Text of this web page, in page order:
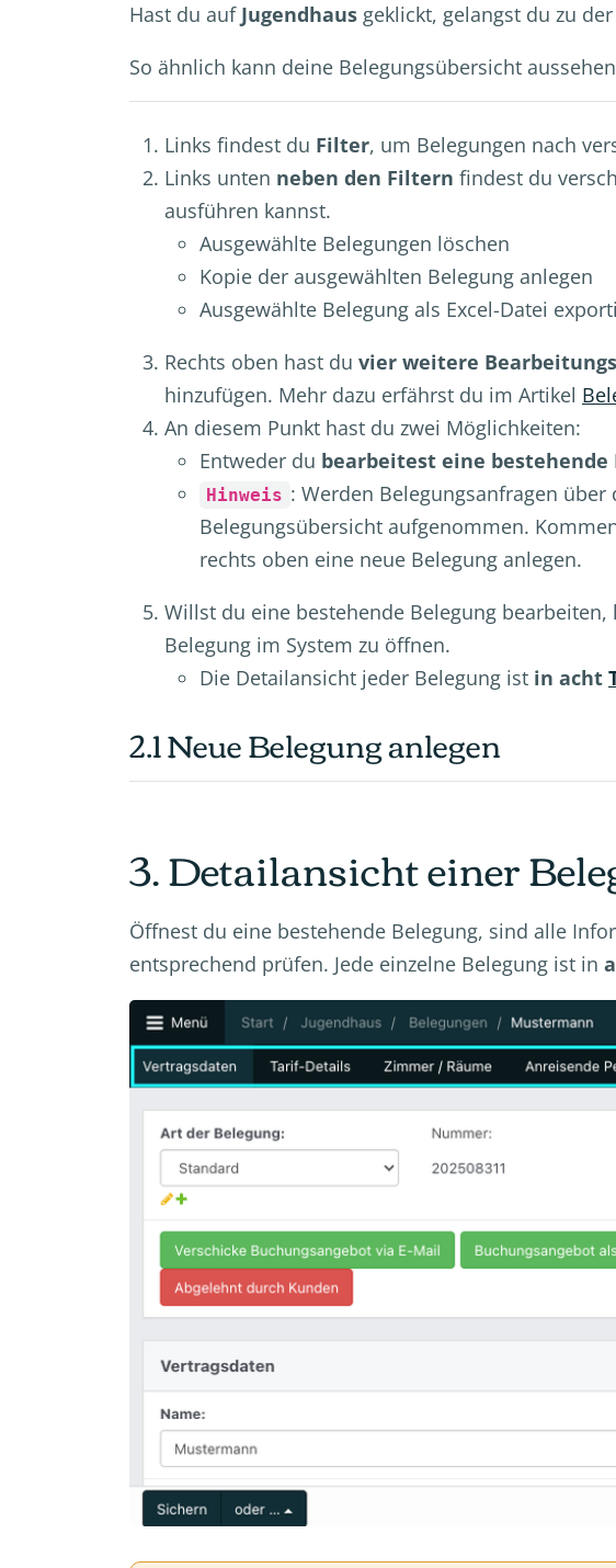
Hast du auf Jugendhaus geklickt, gelangst du zu
So ähnlich kann deine Belegungsübersicht aussehen
Links findest du Filter, um Belegungen nach
Links unten neben den Filtern findest du
ausführen kannst.
Ausgewählte Belegungen löschen
Kopie der ausgewählten Belegung anlegen
Ausgewählte Belegung als Excel-Datei
Rechts oben hast du vier weitere
hinzufügen. Mehr dazu erfährst du im Artikel
An diesem Punkt hast du zwei Möglichkeiten:
Entweder du bearbeitest eine bestehende
Hinweis : Werden Belegungsanfragen
Belegungsübersicht aufgenommen.
rechts oben eine neue Belegung anlegen.
Willst du eine bestehende Belegung
Belegung im System zu öffnen.
Die Detailansicht jeder Belegung ist in acht
2.1 Neue Belegung anlegen
3. Detailansicht einer
Öffnest du eine bestehende Belegung, sind alle
entsprechend prüfen. Jede einzelne Belegung ist in